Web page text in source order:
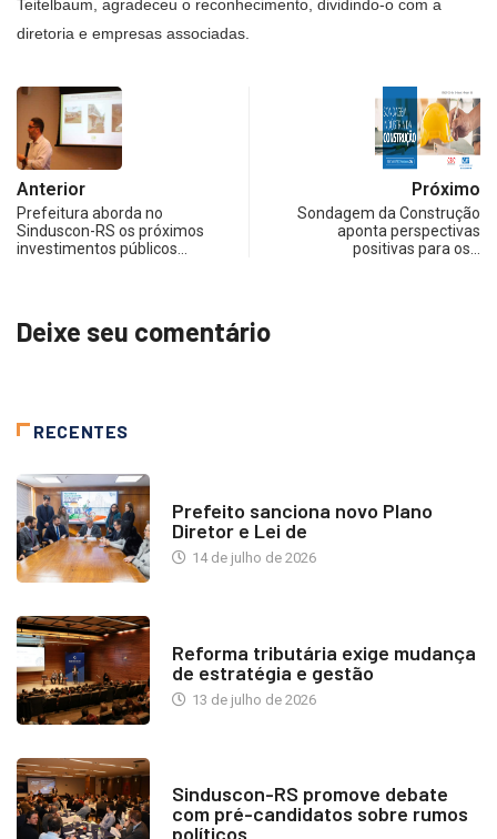
Teitelbaum, agradeceu o reconhecimento, dividindo-o com a
diretoria e empresas associadas.
Anterior
Prefeitura aborda no
Sinduscon-RS os próximos
investimentos públicos…
Próximo
Sondagem da Construção
aponta perspectivas
positivas para os…
Deixe seu comentário
RECENTES
Prefeito sanciona novo Plano
Diretor e Lei de
14 de julho de 2026
Reforma tributária exige mudança
de estratégia e gestão
13 de julho de 2026
Sinduscon-RS promove debate
com pré-candidatos sobre rumos
políticos